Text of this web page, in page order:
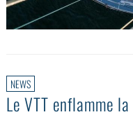
NEWS
Le VTT enflamme